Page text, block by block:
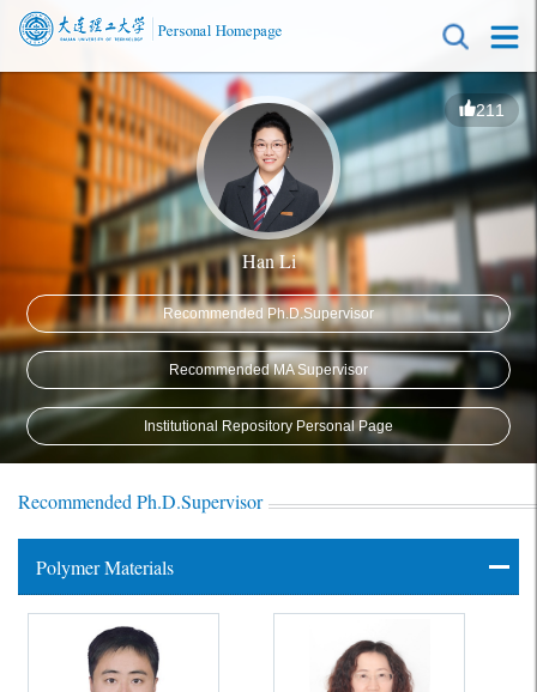
211
Han Li
Recommended Ph.D.Supervisor
Recommended MA Supervisor
Institutional Repository Personal Page
Recommended Ph.D.Supervisor
Polymer Materials